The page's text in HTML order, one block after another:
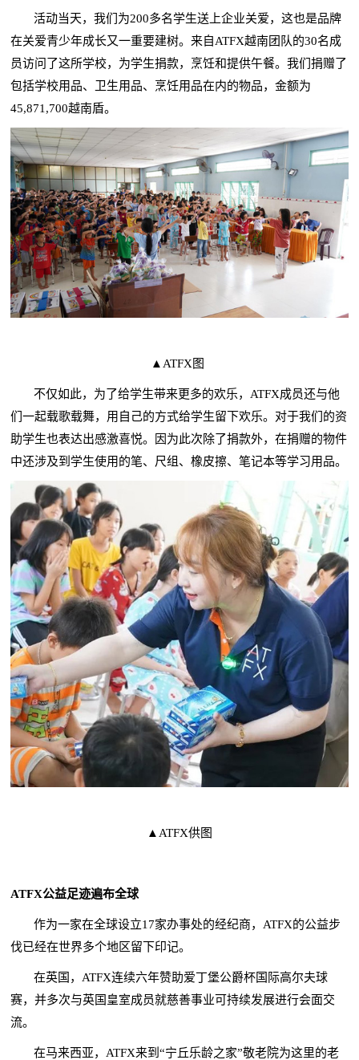
活动当天，我们为200多名学生送上企业关爱，这也是品牌
在关爱青少年成长又一重要建树。来自ATFX越南团队的30名成
员访问了这所学校，为学生捐款，烹饪和提供午餐。我们捐赠了
包括学校用品、卫生用品、烹饪用品在内的物品，金额为
45,871,700越南盾。
▲ATFX图
不仅如此，为了给学生带来更多的欢乐，ATFX成员还与他
们一起载歌载舞，用自己的方式给学生留下欢乐。对于我们的资
助学生也表达出感激喜悦。因为此次除了捐款外，在捐赠的物件
中还涉及到学生使用的笔、尺组、橡皮擦、笔记本等学习用品。
▲ATFX供图
ATFX公益足迹遍布全球
作为一家在全球设立17家办事处的经纪商，ATFX的公益步
伐已经在世界多个地区留下印记。
在英国，ATFX连续六年赞助爱丁堡公爵杯国际高尔夫球
赛，并多次与英国皇室成员就慈善事业可持续发展进行会面交
流。
在马来西亚，ATFX来到“宁丘乐龄之家”敬老院为这里的老